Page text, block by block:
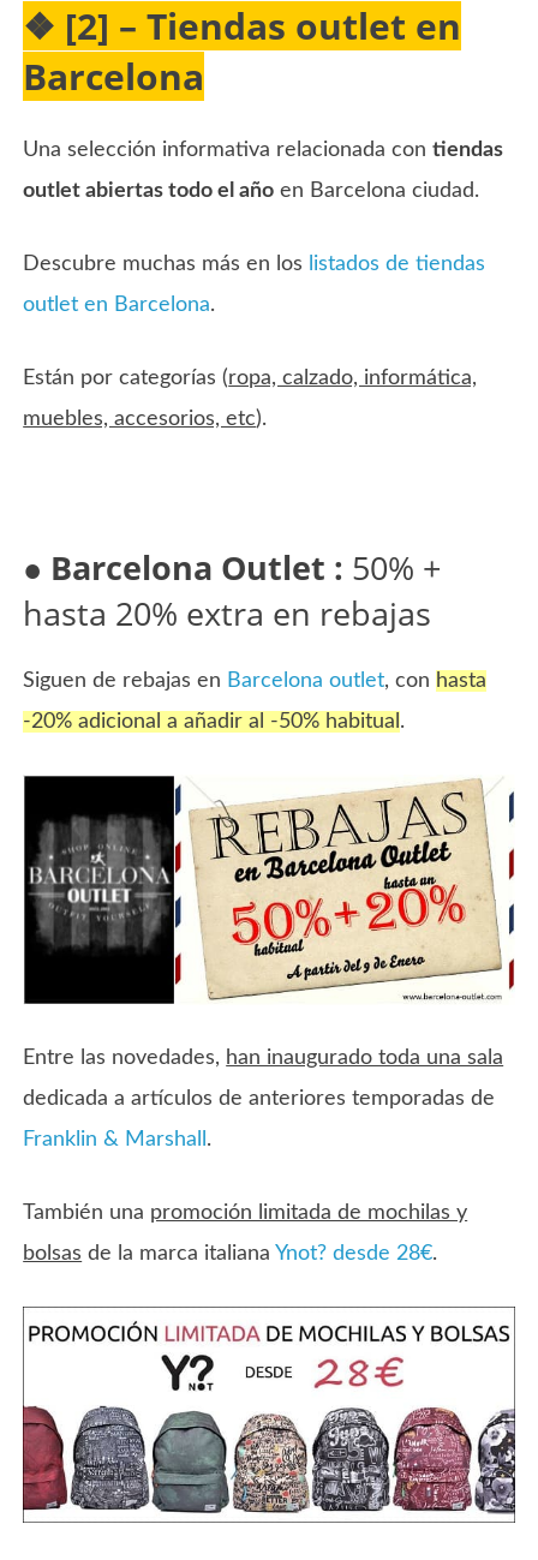
❖ [2] – Tiendas outlet en
Barcelona
Una selección informativa relacionada contiendas
outlet abiertas todo el año en Barcelona ciudad.
Descubre muchas más en los
listados de tiendas
outlet en Barcelona.
Están por categorías (ropa, calzado, informática,
muebles, accesorios, etc).
● Barcelona Outlet : 50% +
hasta 20% extra en rebajas
Siguen de rebajas en Barcelona outlet, con hasta
-20% adicional a añadir al -50% habitual .
Entre las novedades, han inaugurado toda una sala
dedicada a artículos de anteriores temporadas de
Franklin & Marshall .
También una promoción limitada de mochilas y
bolsas de la marca italianaYnot? desde 28€.